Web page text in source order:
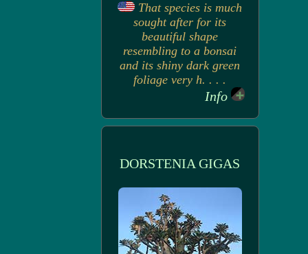
That species is much
sought after for its
beautiful shape
resembling to a bonsai
and its shiny dark green
foliage very h. . . .
Info
DORSTENIA GIGAS